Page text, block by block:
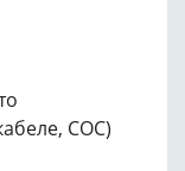
СОС)